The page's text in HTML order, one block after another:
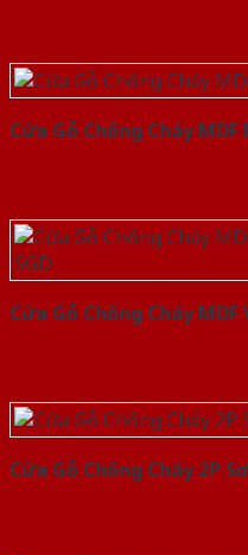
Cửa Gỗ Chống Cháy
Cửa Gỗ Chống Cháy
Cửa Gỗ Chống Cháy 2P